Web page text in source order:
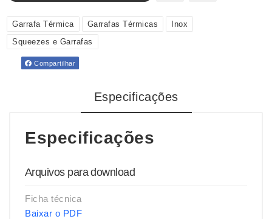
Garrafa Térmica Garrafas Térmicas
Inox
Squeezes e Garrafas
Compartilhar
Especificações
Especificações
Arquivos para download
Ficha técnica
Baixar o PDF